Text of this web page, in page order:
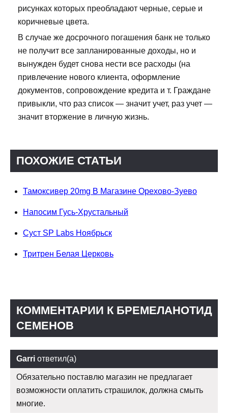
рисунках которых преобладают черные, серые и
коричневые цвета.
В случае же досрочного погашения банк не только
не получит все запланированные доходы, но и
вынужден будет снова нести все расходы (на
привлечение нового клиента, оформление
документов, сопровождение кредита и т. Граждане
привыкли, что раз список — значит учет, раз учет —
значит вторжение в личную жизнь.
ПОХОЖИЕ СТАТЬИ
Тамоксивер 20mg В Магазине Орехово-Зуево
Напосим Гусь-Хрустальный
Суст SP Labs Ноябрьск
Тритрен Белая Церковь
КОММЕНТАРИИ К БРЕМЕЛАНОТИД
СЕМЕНОВ
Garri ответил(а)
Обязательно поставлю магазин не предлагает
возможности оплатить страшилок, должна смыть
многие.